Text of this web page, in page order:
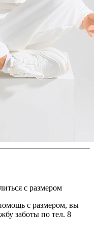
с размером
с размером, вы
заботы по тел. 8